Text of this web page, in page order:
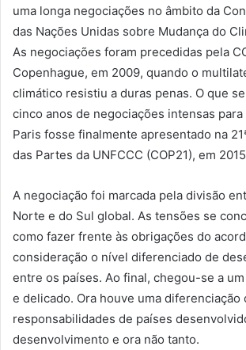
uma longa negociações no âmbito da
das Nações Unidas sobre Mudança do
As negociações foram precedidas pela
Copenhague, em 2009, quando o
climático resistiu a duras penas. O que
cinco anos de negociações intensas
Paris fosse finalmente apresentado na
das Partes da UNFCCC (COP21), em
A negociação foi marcada pela divisão
Norte e do Sul global. As tensões se
como fazer frente às obrigações do
consideração o nível diferenciado de
entre os países. Ao final, chegou-se a
e delicado. Ora houve uma diferenciação
responsabilidades de países
desenvolvimento e ora não tanto.